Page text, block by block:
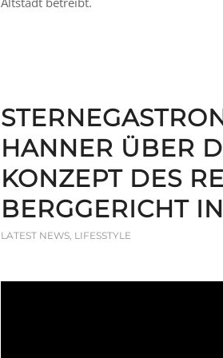
HANNER ÜBER
KONZEPT DES
BERGGERICHT
LATEST NEWS, LIFESSTYLE